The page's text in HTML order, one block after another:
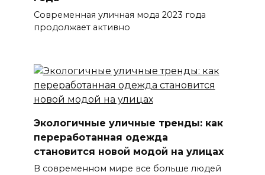
Современная уличная мода 2023 года
продолжает активно
Экологичные уличные тренды: как
переработанная одежда
становится новой модой на улицах
В современном мире все больше людей